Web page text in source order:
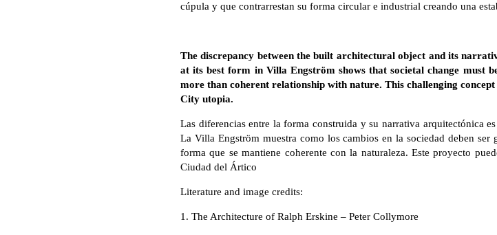
cúpula y que contrarrestan su forma circular e industrial creando una
The discrepancy between the built architectural object and its
at its best form in Villa Engström shows that societal change must
more than coherent relationship with nature. This challenging
City utopia.
Las diferencias entre la forma construida y su narrativa arquitectónica
La Villa Engström muestra como los cambios en la sociedad deben
forma que se mantiene coherente con la naturaleza. Este proyecto
Ciudad del Ártico
Literature and image credits:
1. The Architecture of Ralph Erskine – Peter Collymore